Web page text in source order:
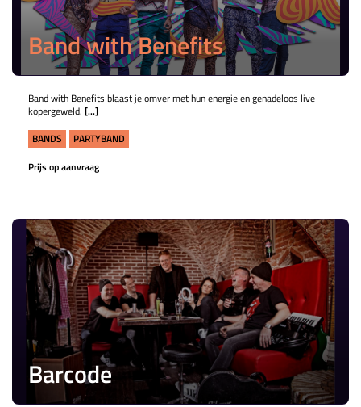
Band with Benefits
Band with Benefits blaast je omver met hun energie en genadeloos live
kopergeweld. [...]
BANDS
PARTYBAND
Prijs op aanvraag
Barcode